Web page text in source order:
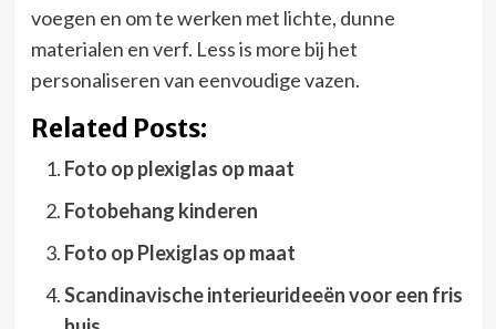
voegen en om te werken met lichte, dunne
materialen en verf. Less is more bij het
personaliseren van eenvoudige vazen.
Related Posts:
Foto op plexiglas op maat
Fotobehang kinderen
Foto op Plexiglas op maat
Scandinavische interieurideeën voor een fris